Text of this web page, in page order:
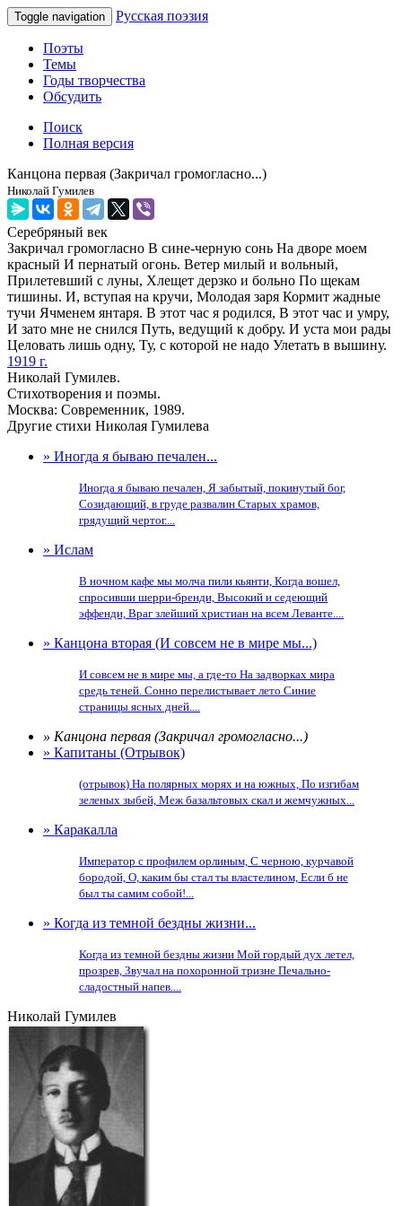
Toggle navigation Русская поэзия
Поэты
Темы
Годы творчества
Обсудить
Поиск
Полная версия
Канцона первая (Закричал громогласно...)
Николай Гумилев
Серебряный век
Закричал громогласно В сине-черную сонь На дворе моем
красный И пернатый огонь. Ветер милый и вольный,
Прилетевший с луны, Хлещет дерзко и больно По щекам
тишины. И, вступая на кручи, Молодая заря Кормит жадные
тучи Ячменем янтаря. В этот час я родился, В этот час и умру,
И зато мне не снился Путь, ведущий к добру. И уста мои рады
Целовать лишь одну, Ту, с которой не надо Улетать в вышину.
1919 г.
Николай Гумилев.
Стихотворения и поэмы.
Москва: Современник, 1989.
Другие стихи Николая Гумилева
» Иногда я бываю печален...
Иногда я бываю печален, Я забытый, покинутый бог,
Созидающий, в груде развалин Старых храмов,
грядущий чертог....
» Ислам
В ночном кафе мы молча пили кьянти, Когда вошел,
спросивши шерри-бренди, Высокий и седеющий
эффенди, Враг злейший христиан на всем Леванте....
» Канцона вторая (И совсем не в мире мы...)
И совсем не в мире мы, а где-то На задворках мира
средь теней. Сонно перелистывает лето Синие
страницы ясных дней....
» Канцона первая (Закричал громогласно...)
» Капитаны (Отрывок)
(отрывок) На полярных морях и на южных, По изгибам
зеленых зыбей, Меж базальтовых скал и жемчужных...
» Каракалла
Император с профилем орлиным, С черною, курчавой
бородой, О, каким бы стал ты властелином, Если б не
был ты самим собой!...
» Когда из темной бездны жизни...
Когда из темной бездны жизни Мой гордый дух летел,
прозрев, Звучал на похоронной тризне Печально-
сладостный напев....
Николай Гумилев